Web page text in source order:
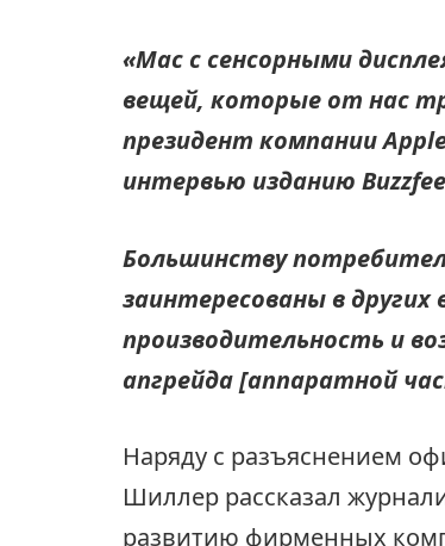
«Mac с сенсорными
вещей, которые от нас
президент компании
интервью изданию
Большинству
заинтересованы в
производительность и
апгрейда [аппаратной
Наряду с разъяснением
Шиллер рассказал
развитию фирменных